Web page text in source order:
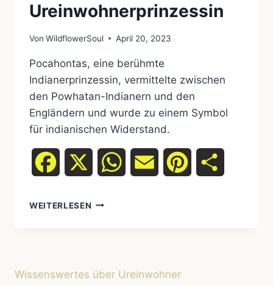
Ureinwohnerprinzessin
Von WildflowerSoul April 20, 2023
Pocahontas, eine berühmte
Indianerprinzessin, vermittelte zwischen
den Powhatan-Indianern und den
Engländern und wurde zu einem Symbol
für indianischen Widerstand.
Facebook WhatsAppEmail Pinterest
WEITERLESEN POCAHONTAS
UREINWOHNERPRINZESSIN
Wissenswertes über Ureinwohner